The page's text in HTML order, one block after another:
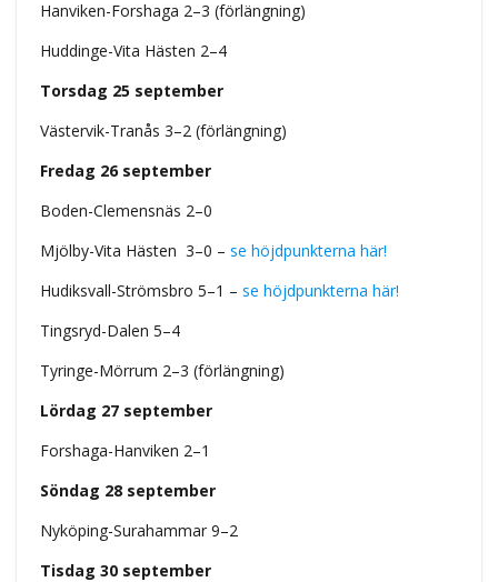
Hanviken-Forshaga 2–3 (förlängning)
Huddinge-Vita Hästen 2–4
Torsdag 25 september
Västervik-Tranås 3–2 (förlängning)
Fredag 26 september
Boden-Clemensnäs 2–0
Mjölby-Vita Hästen 3–0 – se höjdpunkterna här!
Hudiksvall-Strömsbro 5–1 – se höjdpunkterna här!
Tingsryd-Dalen 5–4
Tyringe-Mörrum 2–3 (förlängning)
Lördag 27 september
Forshaga-Hanviken 2–1
Söndag 28 september
Nyköping-Surahammar 9–2
Tisdag 30 september